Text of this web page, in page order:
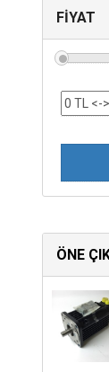
FİYAT
ÖNE